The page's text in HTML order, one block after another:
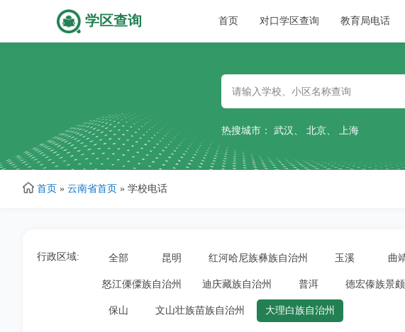
学区查询 主首页 对口学区查询 教育局电话
热搜城市： 武汉 、 北京、 上海
首页 » 云南省首页 » 学校电话
行政区域: 全部 昆明 红河哈尼族彝族自治州 玉溪 曲
怒江傈僳族自治州 迪庆藏族自治州 普洱 德宏傣族景
保山 文山壮族苗族自治州 大理白族自治州